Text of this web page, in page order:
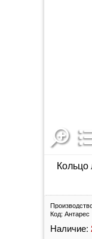
Кольцо
Код: Антарес
Наличие: